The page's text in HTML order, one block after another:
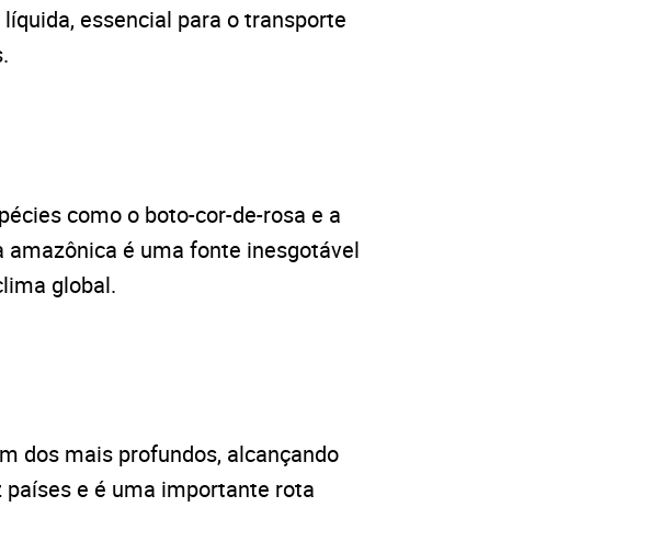
essencial para o transporte
como o boto-cor-de-rosa e a
é uma fonte inesgotável
global.
dos mais profundos, alcançando
e é uma importante rota